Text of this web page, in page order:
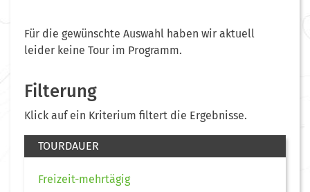
Für die gewünschte Auswahl haben wir aktuell
leider keine Tour im Programm.
Filterung
Klick auf ein Kriterium filtert die Ergebnisse.
TOURDAUER
Freizeit-mehrtägig